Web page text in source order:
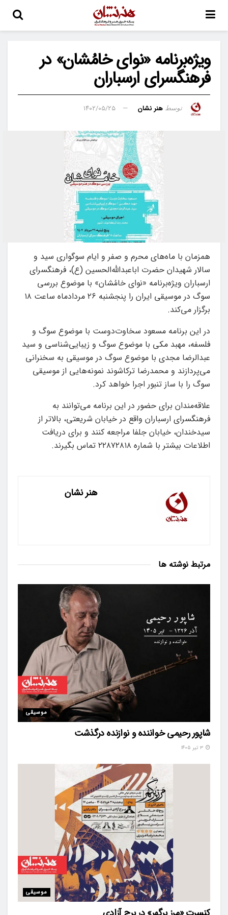
ویژه‌برنامه «نوای خامُشان» در
فرهنگسرای ارسباران
توسط هنر نشان ۱۴۰۲/۰۵/۲۵
همزمان با ماه‌های محرم و صفر و ایام سوگواری سید و
سالار شهیدان حضرت اباعبدالله‌الحسین (ع)، فرهنگسرای
ارسباران ویژه‌برنامه «نوای خامُشان» با موضوع بررسی
سوگ در موسیقی ایران را پنجشنبه ۲۶ مردادماه ساعت ۱۸
برگزار می‌کند.
در این برنامه مسعود سخاوت‌دوست با موضوع سوگ و
فلسفه، مهبد مکی با موضوع سوگ و زیبایی‌شناسی و سید
عبدالرضا مجدی با موضوع سوگ در موسیقی به سخنرانی
می‌پردازند و محمدرضا ترکاشوند نمونه‌هایی از موسیقی
سوگ را با ساز تنبور اجرا خواهد کرد.
علاقه‌مندان برای حضور در این برنامه می‌توانند به
فرهنگسرای ارسباران واقع در خیابان شریعتی، بالاتر از
سیدخندان، خیابان جلفا مراجعه کنند و برای دریافت
اطلاعات بیشتر با شماره ۲۲۸۷۲۸۱۸ تماس بگیرند.
هنر نشان
مرتبط نوشته ها
موسیقی
شاپور رحیمی خواننده و نوازنده درگذشت
موسیقی